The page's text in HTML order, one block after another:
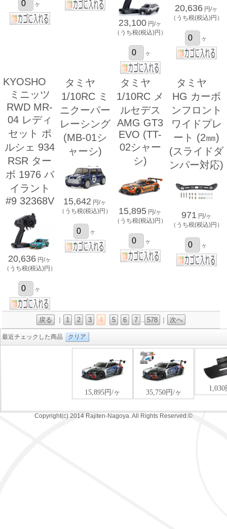
ヶ
23,100 円/ヶ
（うち税(税込)円）
ヶ
20,636 円/ヶ
（うち税(税込)円）
ヶ
KYOSHO
ミニッツ
RWD MR-
04 レディ
セット ポ
ルシェ 934
RSR ター
ボ 1976 バ
イラント
#9 32368V
20,636 円/ヶ
（うち税(税込)円）
ヶ
タミヤ
1/10RC ミ
ニクーパー
レーシング
(MB-01シ
ャーシ)
15,642 円/ヶ
（うち税(税込)円）
ヶ
タミヤ
1/10RC メ
ルセデス
AMG GT3
EVO (TT-
02シャー
シ)
15,895 円/ヶ
（うち税(税込)円）
ヶ
タミヤ
HG カーボ
ンフロント
ワイドプレ
ート (2㎜)
(スライドダ
ンパー対応)
971 円/ヶ
（うち税(税込)円）
ヶ
戻る 1 2 3 4 5 6 7 .. 578 次へ
最近チェックした商品 クリア
Copyright(c) 2014 Rajiten-Nagoya. All Rights Reserved.©